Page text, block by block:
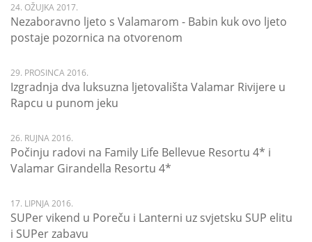
24. OŽUJKA 2017.
Nezaboravno ljeto s Valamarom - Babin kuk ovo ljeto
postaje pozornica na otvorenom
29. PROSINCA 2016.
Izgradnja dva luksuzna ljetovališta Valamar Rivijere u
Rapcu u punom jeku
26. RUJNA 2016.
Počinju radovi na Family Life Bellevue Resortu 4* i
Valamar Girandella Resortu 4*
17. LIPNJA 2016.
SUPer vikend u Poreču i Lanterni uz svjetsku SUP elitu
i SUPer zabavu